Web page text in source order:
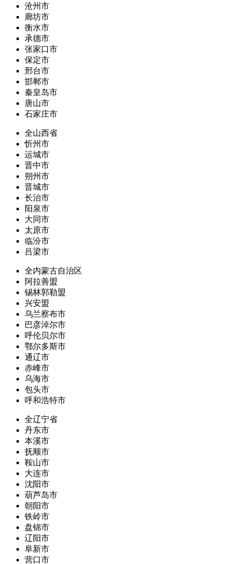
沧州市
廊坊市
衡水市
承德市
张家口市
保定市
邢台市
邯郸市
秦皇岛市
唐山市
石家庄市
全山西省
忻州市
运城市
晋中市
朔州市
晋城市
长治市
阳泉市
大同市
太原市
临汾市
吕梁市
全内蒙古自治区
阿拉善盟
锡林郭勒盟
兴安盟
乌兰察布市
巴彦淖尔市
呼伦贝尔市
鄂尔多斯市
通辽市
赤峰市
乌海市
包头市
呼和浩特市
全辽宁省
丹东市
本溪市
抚顺市
鞍山市
大连市
沈阳市
葫芦岛市
朝阳市
铁岭市
盘锦市
辽阳市
阜新市
营口市